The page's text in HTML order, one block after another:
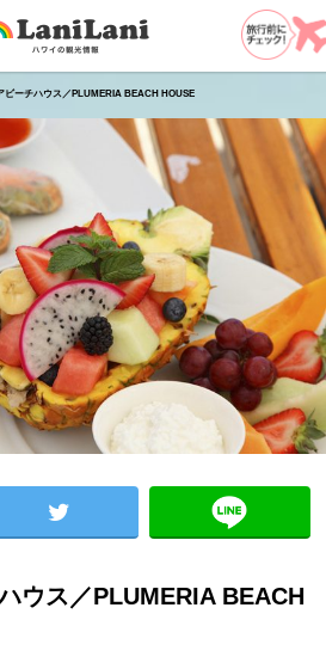
ビーチハウス／PLUMERIA BEACH HOUSE
ウス／PLUMERIA BEACH